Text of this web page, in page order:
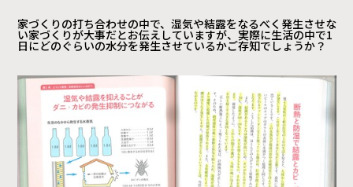
家づくりの打ち合わせの中で、湿気や結露をなるべく発生させな
い家づくりが大事だとお伝えしていますが、実際に生活の中で1
日にどのぐらいの水分を発生させているかご存知でしょうか？